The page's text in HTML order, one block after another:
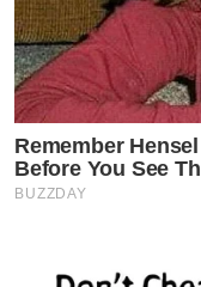
Remember
Before You See
BUZZDAY